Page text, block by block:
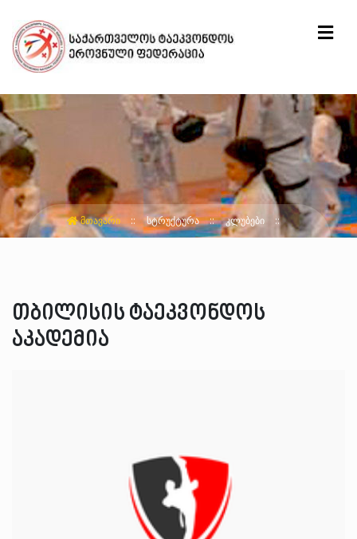
ᲛᲗᲐᲕᲐᲠᲘ ᲡᲢᲠᲣᲥᲢᲣᲠᲐ ᲙᲚᲣᲑᲔᲑᲘ
თბილისის ტაეკვონდოს
აკადემია